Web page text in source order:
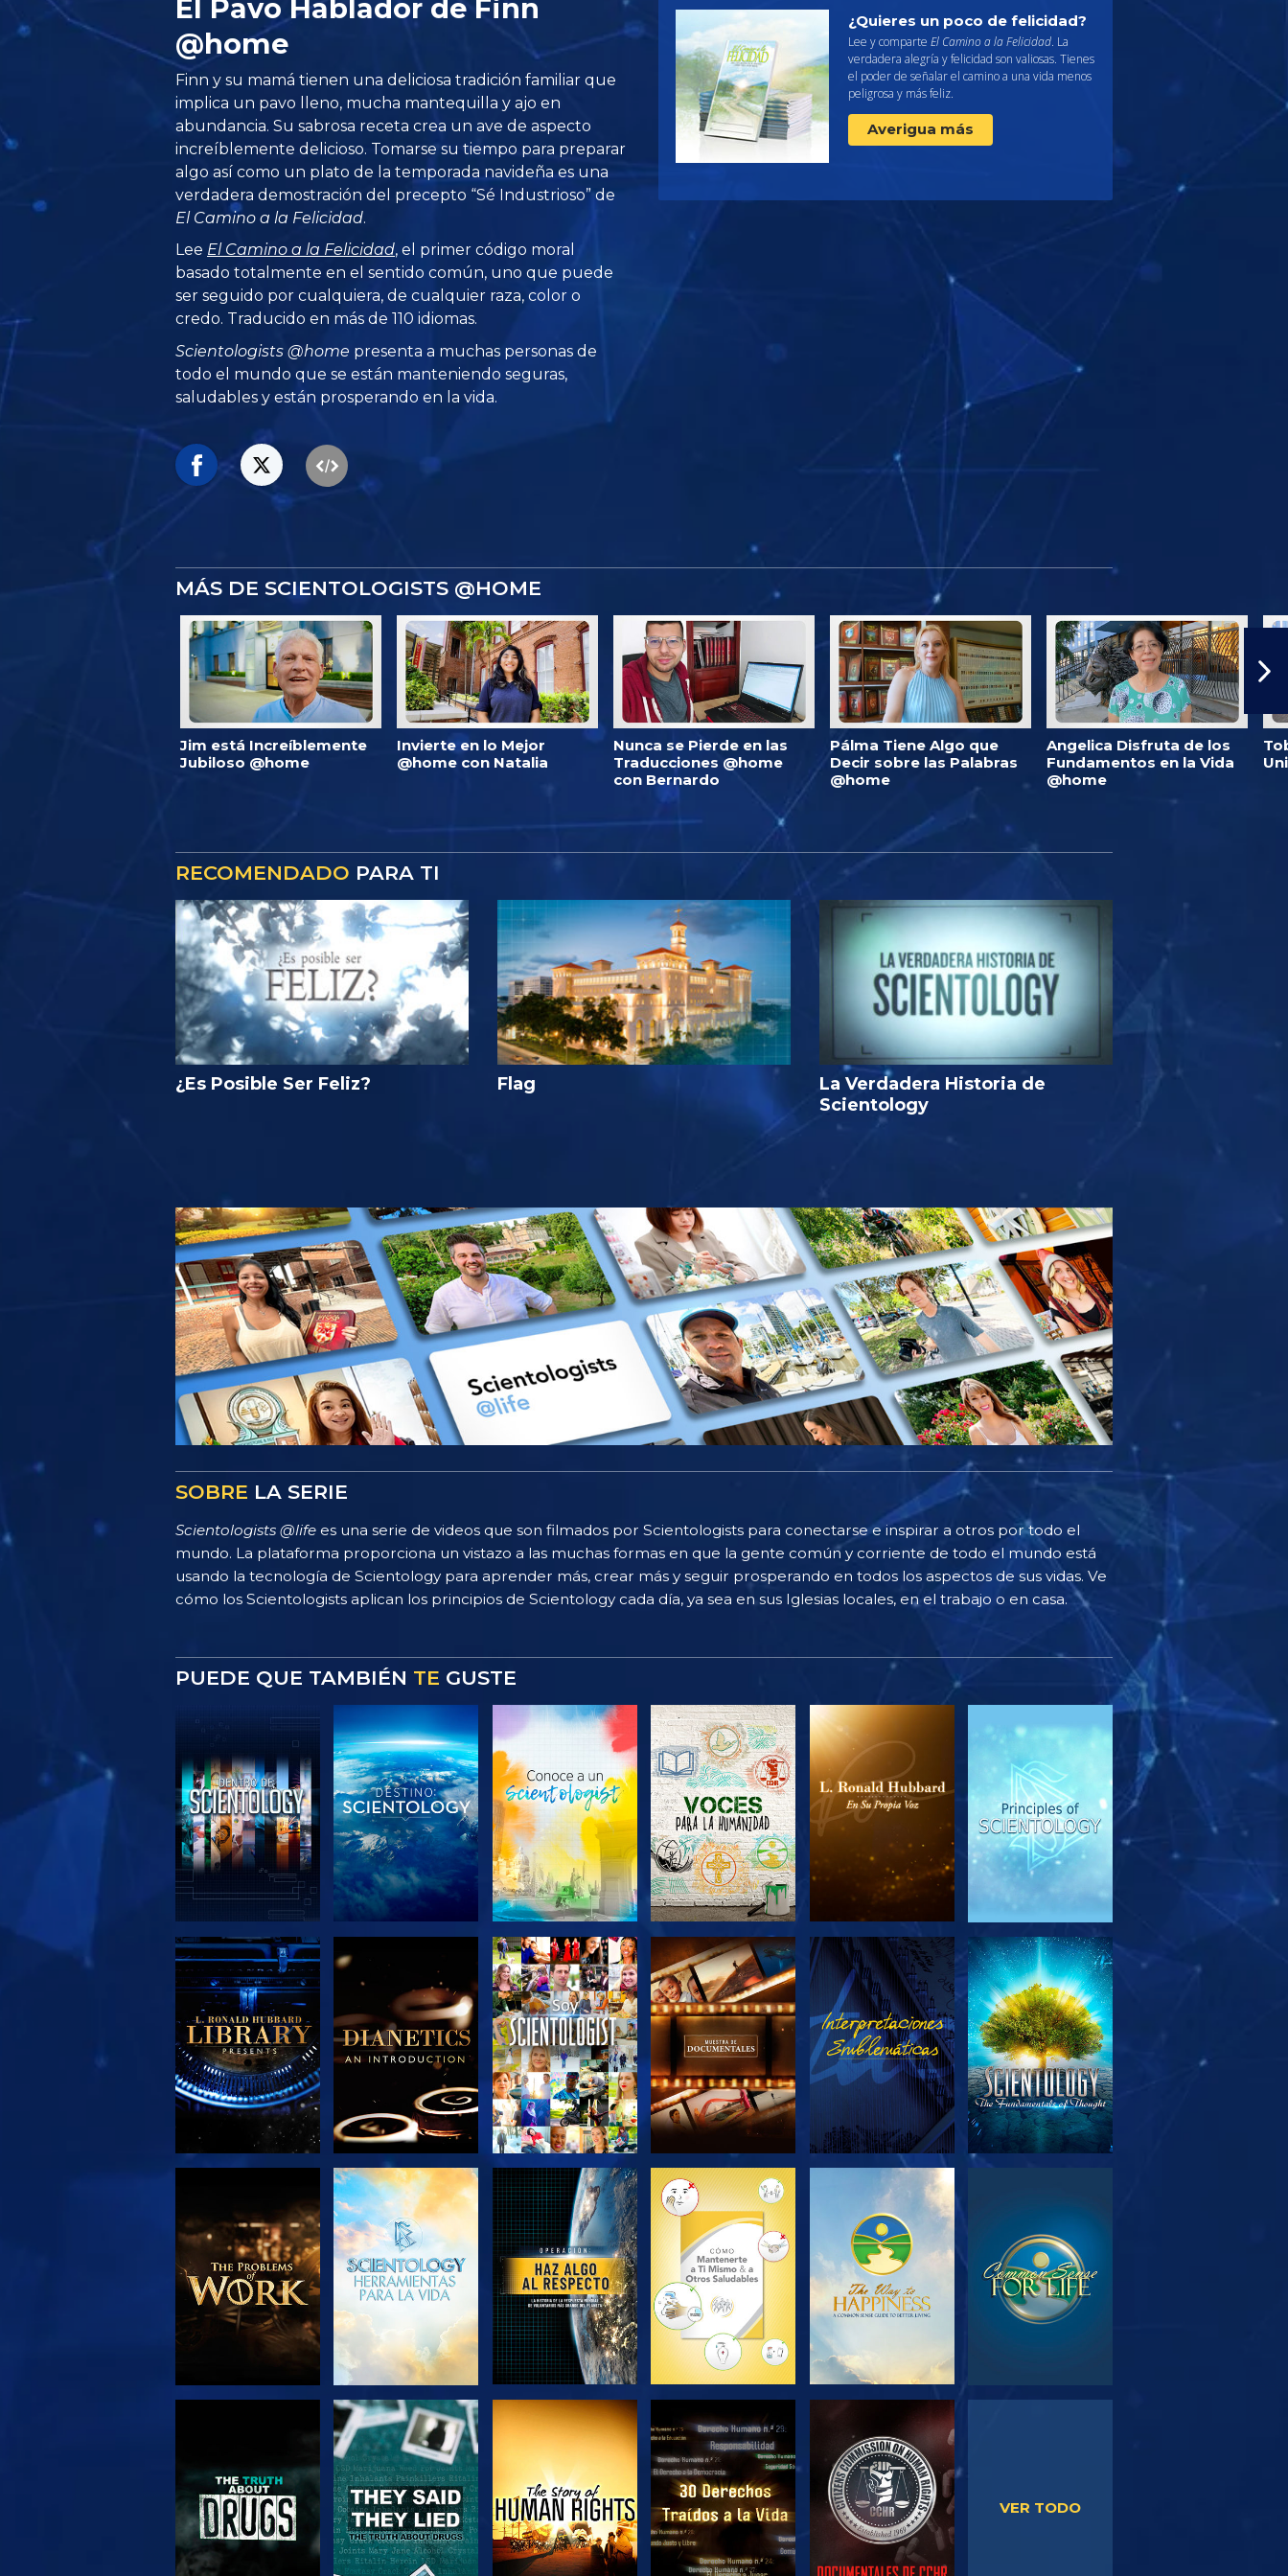
El Pavo Hablador de Finn
@home
Finn y su mamá tienen una deliciosa tradición familiar que
implica un pavo lleno, mucha mantequilla y ajo en
abundancia. Su sabrosa receta crea un ave de aspecto
increíblemente delicioso. Tomarse su tiempo para preparar
algo así como un plato de la temporada navideña es una
verdadera demostración del precepto “Sé Industrioso” de
El Camino a la Felicidad.
Lee El Camino a la Felicidad, el primer código moral
basado totalmente en el sentido común, uno que puede
ser seguido por cualquiera, de cualquier raza, color o
credo. Traducido en más de 110 idiomas.
Scientologists @home presenta a muchas personas de
todo el mundo que se están manteniendo seguras,
saludables y están prosperando en la vida.
¿Quieres un poco de felicidad?
Lee y comparte El Camino a la Felicidad. La
verdadera alegría y felicidad son valiosas. Tienes
el poder de señalar el camino a una vida menos
peligrosa y más feliz.
Averigua más
MÁS DE SCIENTOLOGISTS @HOME
Jim está Increíblemente
Jubiloso @home
Invierte en lo Mejor
@home con Natalia
Nunca se Pierde en las
Traducciones @home
con Bernardo
Pálma Tiene Algo que
Decir sobre las Palabras
@home
Angelica Disfruta de los
Fundamentos en la Vida
@home
RECOMENDADO PARA TI
¿Es Posible Ser Feliz? Flag
La Verdadera Historia de
Scientology
SOBRE LA SERIE
Scientologists @life es una serie de videos que son filmados por Scientologists para conectarse e inspirar a otros por todo el
mundo. La plataforma proporciona un vistazo a las muchas formas en que la gente común y corriente de todo el mundo está
usando la tecnología de Scientology para aprender más, crear más y seguir prosperando en todos los aspectos de sus vidas. Ve
cómo los Scientologists aplican los principios de Scientology cada día, ya sea en sus Iglesias locales, en el trabajo o en casa.
PUEDE QUE TAMBIÉN TE GUSTE
EXPLORA LAS
SERIES
EXPLORA LAS
SERIES
EXPLORA LAS
SERIES
EXPLORA LAS
SERIES
EXPLORA LAS
SERIES
VE
EXPLORA LAS
SERIES
VE
EXPLORA LAS
SERIES
EXPLORA LAS
SERIES
EXPLORA LAS
SERIES
VE VE VE
VER TODO